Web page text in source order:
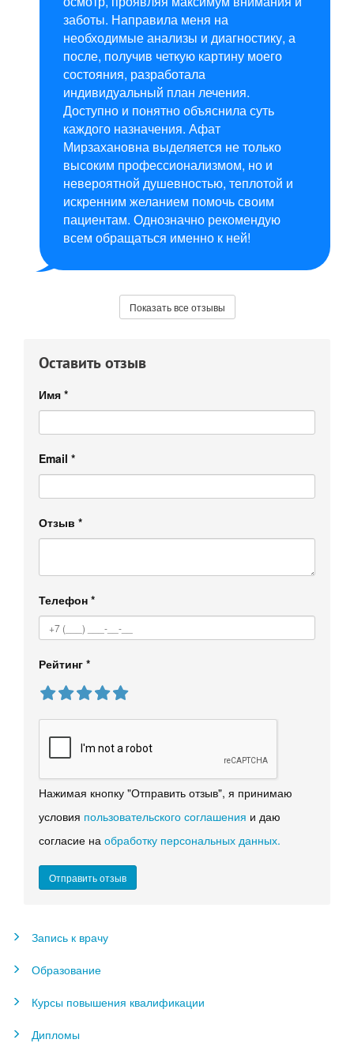
заботы. Направила меня на
необходимые анализы и диагностику, а
после, получив четкую картину моего
состояния, разработала
индивидуальный план лечения.
Доступно и понятно объяснила суть
каждого назначения. Афат
Мирзахановна выделяется не только
высоким профессионализмом, но и
невероятной душевностью, теплотой и
искренним желанием помочь своим
пациентам. Однозначно рекомендую
всем обращаться именно к ней!
Показать все отзывы
Оставить отзыв
Имя *
Email *
Отзыв *
Телефон *
Рейтинг *
Нажимая кнопку "Отправить отзыв", я принимаю
условия пользовательского соглашения и даю
согласие на обработку персональных данных.
Запись к врачу
Образование
Курсы повышения квалификации
Дипломы